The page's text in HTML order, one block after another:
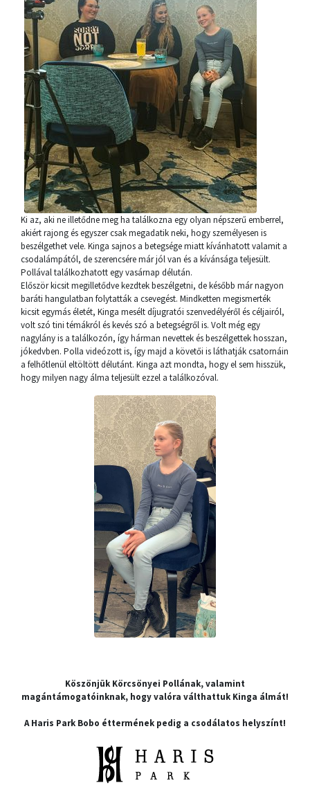
Ki az, aki ne illetődne meg ha találkozna egy olyan népszerű emberrel,
akiért rajong és egyszer csak megadatik neki, hogy személyesen is
beszélgethet vele. Kinga sajnos a betegsége miatt kívánhatott valamit a
csodalámpától, de szerencsére már jól van és a kívánsága teljesült.
Pollával találkozhatott egy vasárnap délután.
Először kicsit megilletődve kezdtek beszélgetni, de később már nagyon
baráti hangulatban folytatták a csevegést. Mindketten megismerték
kicsit egymás életét, Kinga mesélt díjugratói szenvedélyéről és céljairól,
volt szó tini témákról és kevés szó a betegségről is. Volt még egy
nagylány is a találkozón, így hárman nevettek és beszélgettek hosszan,
jókedvben. Polla videózott is, így majd a követői is láthatják csatornáin
a felhőtlenül eltöltött délutánt. Kinga azt mondta, hogy el sem hisszük,
hogy milyen nagy álma teljesült ezzel a találkozóval.
Köszönjük Körcsönyei Pollának, valamint
magántámogatóinknak, hogy valóra válthattuk Kinga álmát!
A Haris Park Bobo éttermének pedig a csodálatos helyszínt!